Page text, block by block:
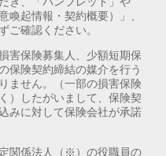
喚起情報・契約概要）」、
ご確認ください。
害保険募集人、少額短期保
保険契約締結の媒介を行う
ません。（一部の損害保険
）したがいまして、保険契
みに対して保険会社が承諾
関係法人（※）の役職員の